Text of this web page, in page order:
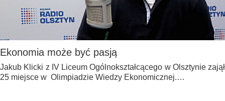
Ekonomia może być pasją
Jakub Klicki z IV Liceum Ogólnokształcącego w Olsztynie zajął
25 miejsce w Olimpiadzie Wiedzy Ekonomicznej.…